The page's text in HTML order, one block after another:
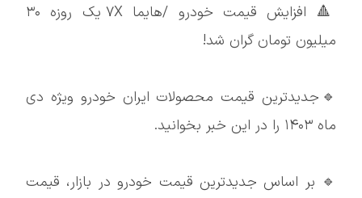
🔺 افزایش قیمت خودرو /هایما ۷X یک روزه ۳۰
میلیون تومان گران شد!
🔹جدیدترین قیمت محصولات ایران خودرو ویژه دی
ماه ۱۴۰۳ را در این خبر بخوانید.
🔹 بر اساس جدیدترین قیمت خودرو در بازار، قیمت